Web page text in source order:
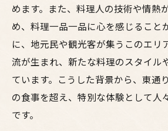
めます。また、料理人の技術や情熱
め、料理一品一品に心を感じること
に、地元民や観光客が集うこのエリ
流が生まれ、新たな料理のスタイル
ています。こうした背景から、東通
の食事を超え、特別な体験として人
です。